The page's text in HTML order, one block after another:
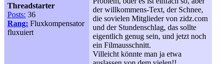
Threadstarter
Posts: 36
Rang: Fluxkompensator
fluxuiert
der willkommens-Text, der Schnee,
die sovielen Mitglieder von zidz.com
und der Stundenschlag, das sollte
eigentlich genug sein, und jetzt noch
ein Filmausschnitt.
Villeicht könnte man ja etwa